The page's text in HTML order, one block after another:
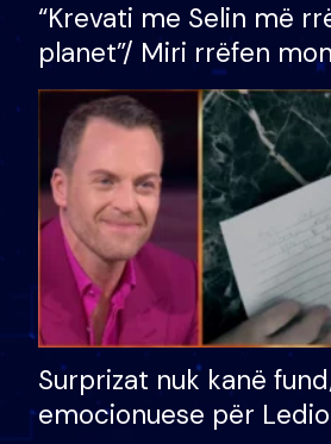
“Krevati me Selin më
planet”/ Miri rrëfen
bukura në shtëpinë e
mungojë zilja e
Surprizat nuk kanë
emocionuese për